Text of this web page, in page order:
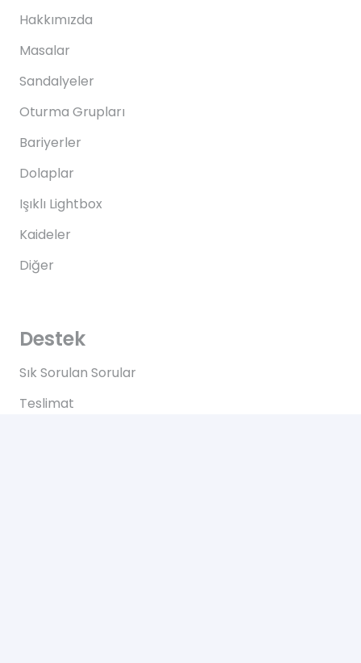
Hakkımızda
Masalar
Sandalyeler
Oturma Grupları
Bariyerler
Dolaplar
Işıklı Lightbox
Kaideler
Diğer
Destek
Sık Sorulan Sorular
Teslimat